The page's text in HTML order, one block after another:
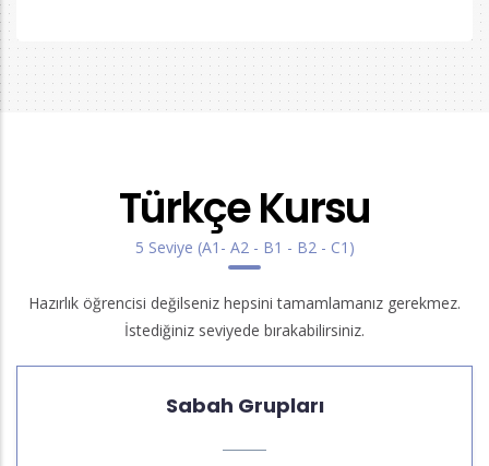
Türkçe Kursu
5 Seviye (A1- A2 - B1 - B2 - C1)
Hazırlık öğrencisi değilseniz hepsini tamamlamanız gerekmez.
İstediğiniz seviyede bırakabilirsiniz.
Sabah Grupları